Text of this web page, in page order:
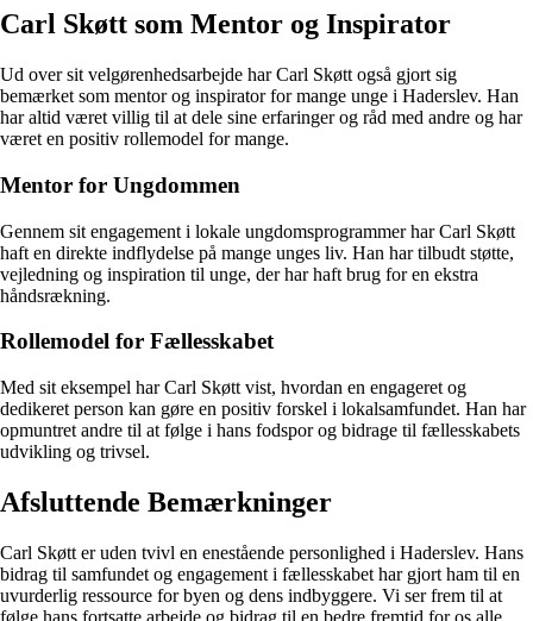
Carl Skøtt som Mentor og Inspirator
Ud over sit velgørenhedsarbejde har Carl Skøtt også gjort sig
bemærket som mentor og inspirator for mange unge i Haderslev. Han
har altid været villig til at dele sine erfaringer og råd med andre og har
været en positiv rollemodel for mange.
Mentor for Ungdommen
Gennem sit engagement i lokale ungdomsprogrammer har Carl Skøtt
haft en direkte indflydelse på mange unges liv. Han har tilbudt støtte,
vejledning og inspiration til unge, der har haft brug for en ekstra
håndsrækning.
Rollemodel for Fællesskabet
Med sit eksempel har Carl Skøtt vist, hvordan en engageret og
dedikeret person kan gøre en positiv forskel i lokalsamfundet. Han har
opmuntret andre til at følge i hans fodspor og bidrage til fællesskabets
udvikling og trivsel.
Afsluttende Bemærkninger
Carl Skøtt er uden tvivl en enestående personlighed i Haderslev. Hans
bidrag til samfundet og engagement i fællesskabet har gjort ham til en
uvurderlig ressource for byen og dens indbyggere. Vi ser frem til at
følge hans fortsatte arbejde og bidrag til en bedre fremtid for os alle.